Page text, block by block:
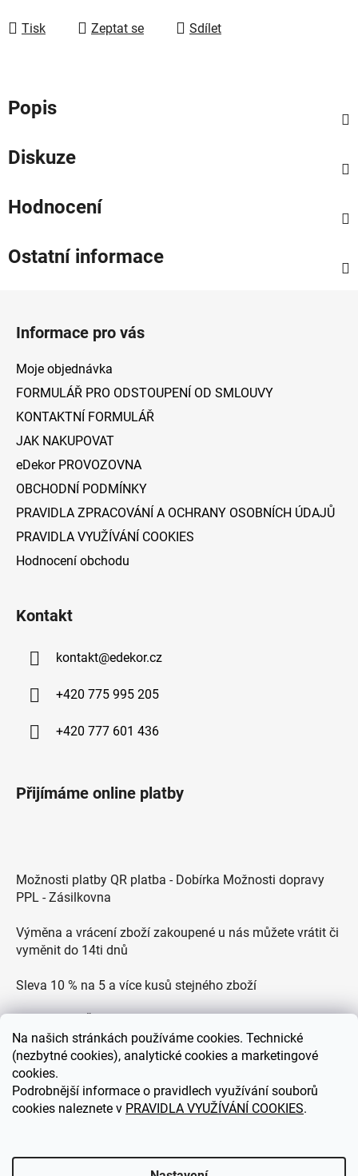
Na našich stránkách používáme cookies. Technické
(nezbytné cookies), analytické cookies a marketingové
cookies.
Podrobnější informace o pravidlech využívání souborů
cookies naleznete v PRAVIDLA VYUŽÍVÁNÍ COOKIES.
Tisk Zeptat se Sdílet
Popis
Diskuze
Hodnocení
Ostatní informace
Informace pro vás
Moje objednávka
FORMULÁŘ PRO ODSTOUPENÍ OD SMLOUVY
KONTAKTNÍ FORMULÁŘ
JAK NAKUPOVAT
eDekor PROVOZOVNA
OBCHODNÍ PODMÍNKY
PRAVIDLA ZPRACOVÁNÍ A OCHRANY OSOBNÍCH ÚDAJŮ
PRAVIDLA VYUŽÍVÁNÍ COOKIES
Hodnocení obchodu
Kontakt
kontakt@edekor.cz
+420 775 995 205
+420 777 601 436
Přijímáme online platby
Možnosti platby QR platba - Dobírka Možnosti dopravy
PPL - Zásilkovna
Výměna a vrácení zboží zakoupené u nás můžete vrátit či
vyměnit do 14ti dnů
Sleva 10 % na 5 a více kusů stejného zboží
Zákaznická podpora každý všední den od 9.00 do 18.00
hodin
eDEKOR.cz